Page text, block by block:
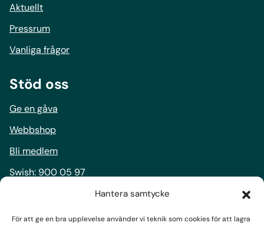
Hantera samtycke
För att ge en bra upplevelse använder vi teknik som cookies för att lagra
Aktuellt
Pressrum
Vanliga frågor
Stöd oss
Ge en gåva
Webbshop
Bli medlem
Swish: 900 05 97
900-0597